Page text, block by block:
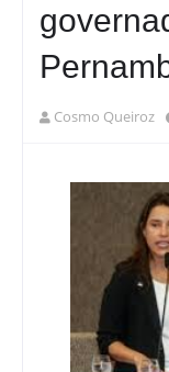
Cosmo Queiroz